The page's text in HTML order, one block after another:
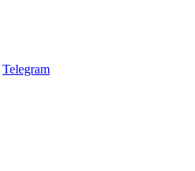
Telegram